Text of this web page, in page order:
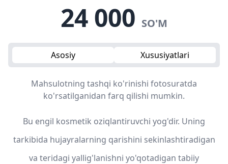
24 000 SO'M
Asosiy Xususiyatlari
Mahsulotning tashqi ko'rinishi fotosuratda
ko'rsatilganidan farq qilishi mumkin.
Bu engil kosmetik oziqlantiruvchi yog'dir. Uning
tarkibida hujayralarning qarishini sekinlashtiradigan
va teridagi yallig'lanishni yo'qotadigan tabiiy